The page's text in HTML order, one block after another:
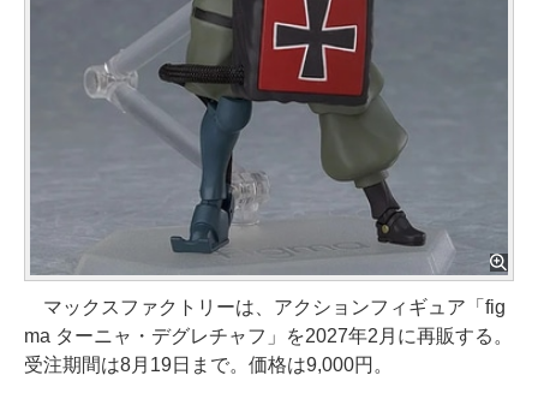
マックスファクトリーは、アクションフィギュア「fig
ma ターニャ・デグレチャフ」を2027年2月に再販する。
受注期間は8月19日まで。価格は9,000円。